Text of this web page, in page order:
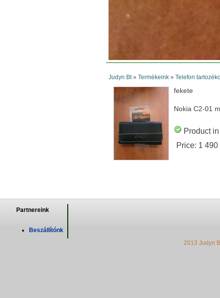
Judyn Bt» Termékeink» Telefon
fekete
Nokia C2-01 m
Product
Price: 1
Partnereink
Beszállítónk
2013 Judyn